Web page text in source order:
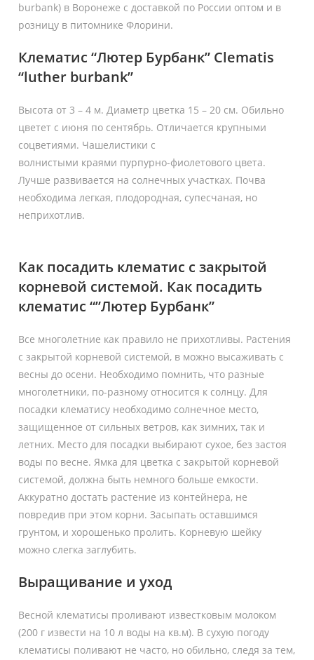
burbank) в Воронеже с доставкой по России оптом и в
розницу в питомнике Флорини.
Клематис “Лютер Бурбанк” Clematis
“luther burbank”
Высота от 3 – 4 м. Диаметр цветка 15 – 20 см. Обильно
цветет с июня по сентябрь. Отличается крупными
соцветиями. Чашелистики с
волнистыми краями пурпурно-фиолетового цвета.
Лучше развивается на солнечных участках. Почва
необходима легкая, плодородная, супесчаная, но
неприхотлив.
Как посадить клематис с закрытой
корневой системой. Как посадить
клематис “”Лютер Бурбанк”
Все многолетние как правило не прихотливы. Растения
с закрытой корневой системой, в можно высаживать с
весны до осени. Необходимо помнить, что разные
многолетники, по-разному относится к солнцу. Для
посадки клематису необходимо солнечное место,
защищенное от сильных ветров, как зимних, так и
летних. Место для посадки выбирают сухое, без застоя
воды по весне. Ямка для цветка с закрытой корневой
системой, должна быть немного больше емкости.
Аккуратно достать растение из контейнера, не
повредив при этом корни. Засыпать оставшимся
грунтом, и хорошенько пролить. Корневую шейку
можно слегка заглубить.
Выращивание и уход
Весной клематисы проливают известковым молоком
(200 г извести на 10 л воды на кв.м). В сухую погоду
клематисы поливают не часто, но обильно, следя за тем,